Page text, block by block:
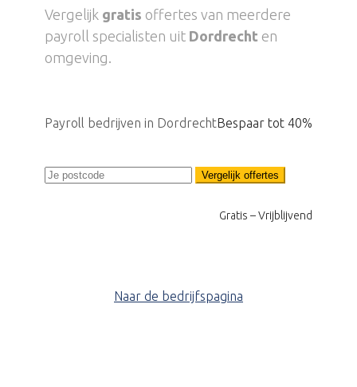
Vergelijk gratis offertes van meerdere
payroll specialisten uit Dordrecht en
omgeving.
Payroll bedrijven in DordrechtBespaar tot 40%
Vergelijk offertes
Gratis – Vrijblijvend
Naar de bedrijfspagina